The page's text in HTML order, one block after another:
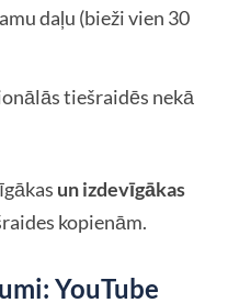
daļu (bieži vien 30
tiešraidēs nekā
un izdevīgākas
kopienām.
YouTube